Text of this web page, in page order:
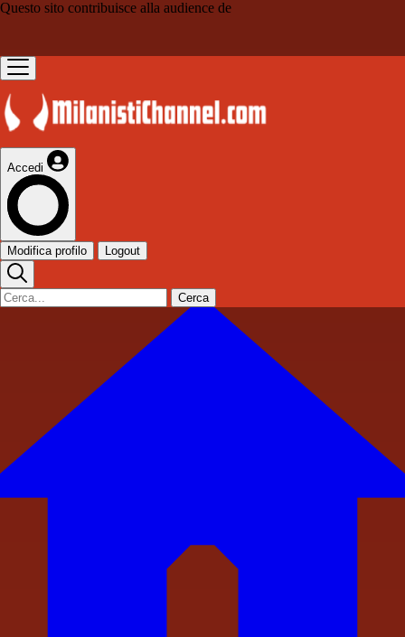
Questo sito contribuisce alla audience de
Accedi
Modifica profilo Logout
Cerca